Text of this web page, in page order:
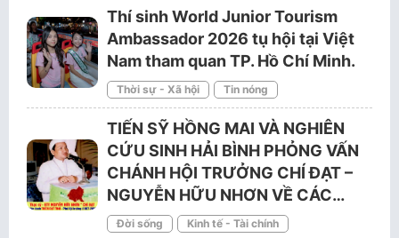
Thí sinh World Junior Tourism
Ambassador 2026 tụ hội tại Việt
Nam tham quan TP. Hồ Chí Minh.
Thời sự - Xã hội Tin nóng
TIẾN SỸ HỒNG MAI VÀ NGHIÊN
CỨU SINH HẢI BÌNH PHỎNG VẤN
CHÁNH HỘI TRƯỞNG CHÍ ĐẠT –
NGUYỄN HỮU NHƠN VỀ CÁC…
Đời sống Kinh tế - Tài chính